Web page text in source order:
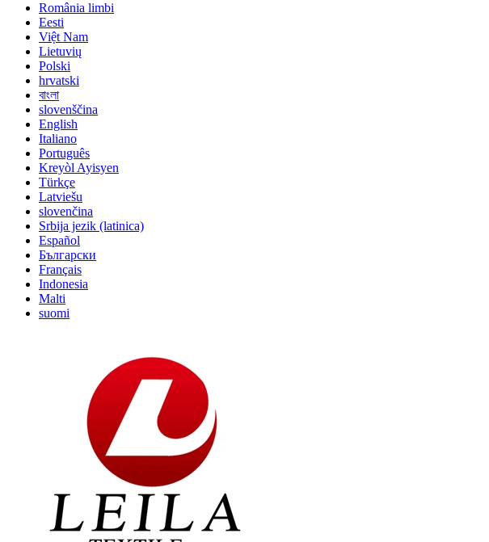
România limbi
Eesti
Việt Nam
Lietuvių
Polski
hrvatski
বাংলা
slovenščina
English
Italiano
Português
Kreyòl Ayisyen
Türkçe
Latviešu
slovenčina
Srbija jezik (latinica)
Español
Български
Français
Indonesia
Malti
suomi